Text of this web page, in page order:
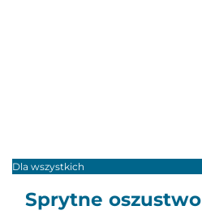
Dla wszystkich
Sprytne oszustwo